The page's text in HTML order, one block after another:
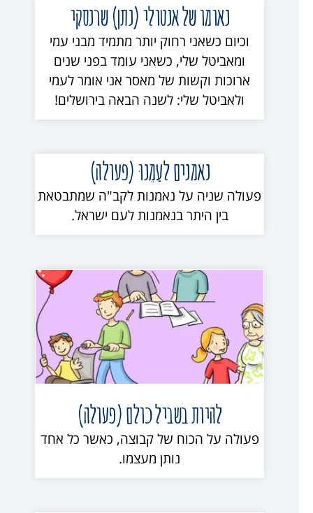
נאומו של אנטולי (נתן) שרנסקי
וכיום כשאני רחוק יותר מתמיד מבני עמי
ומאביטל שלי, כשאני עומד בפני שנים
ארוכות וקשות של מאסר אני אומר לעמי
ולאביטל שלי: לשנה הבאה בירושלים!
נאמנים לעַמֵנוּ (פעולה)
פעולה שניה על נאמנות לקב"ה שמתבטאת
בין היתר בנאמנות לעם ישראל.
להיות בשביל כולם (פעולה)
פעולה על הכוח של קבוצה, כאשר כל אחד
נותן מעצמו.